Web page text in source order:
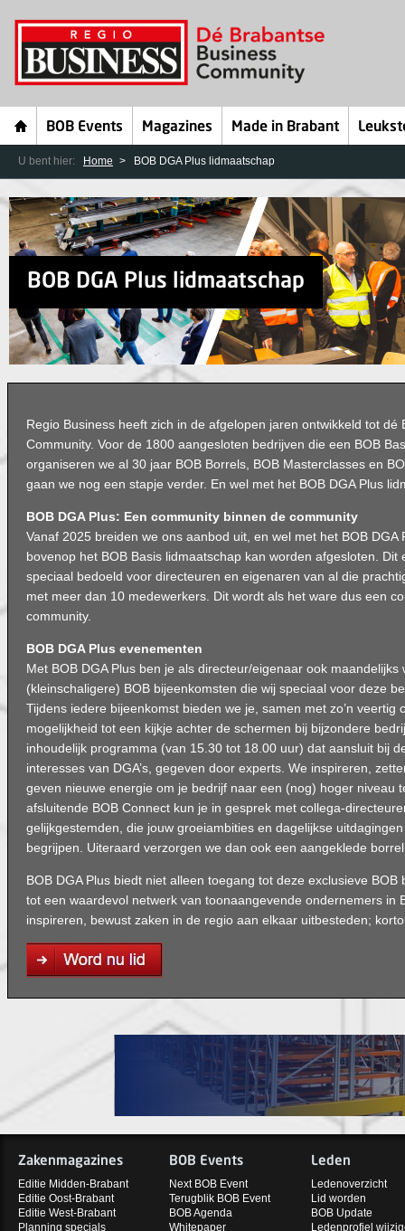
BOB Events Magazines Made in Brabant
U bent hier: Home BOB DGA Plus lidmaatschap
BOB DGA Plus lidmaatschap
Regio Business heeft zich in de afgelopen jaren ontwikkeld tot dé
Community. Voor de 1800 aangesloten bedrijven die een BOB
organiseren we al 30 jaar BOB Borrels, BOB Masterclasses en
gaan we nog een stapje verder. En wel met het BOB DGA Plus
BOB DGA Plus: Een community binnen de community
Vanaf 2025 breiden we ons aanbod uit, en wel met het BOB DGA
bovenop het BOB Basis lidmaatschap kan worden afgesloten. Dit
speciaal bedoeld voor directeuren en eigenaren van al die
met meer dan 10 medewerkers. Dit wordt als het ware dus een
community.
BOB DGA Plus evenementen
Met BOB DGA Plus ben je als directeur/eigenaar ook maandelijks
(kleinschaligere) BOB bijeenkomsten die wij speciaal voor deze
Tijdens iedere bijeenkomst bieden we je, samen met zo’n veertig
mogelijkheid tot een kijkje achter de schermen bij bijzondere
inhoudelijk programma (van 15.30 tot 18.00 uur) dat aansluit bij
interesses van DGA’s, gegeven door experts. We inspireren,
geven nieuwe energie om je bedrijf naar een (nog) hoger niveau
afsluitende BOB Connect kun je in gesprek met collega-
gelijkgestemden, die jouw groeiambities en dagelijkse
begrijpen. Uiteraard verzorgen we dan ook een aangeklede
BOB DGA Plus biedt niet alleen toegang tot deze exclusieve
tot een waardevol netwerk van toonaangevende ondernemers in
inspireren, bewust zaken in de regio aan elkaar uitbesteden;
Zakenmagazines
Editie Midden-Brabant
Editie Oost-Brabant
Editie West-Brabant
Planning specials
BOB Events
Next BOB Event
Terugblik BOB Event
BOB Agenda
Whitepaper
Leden
Ledenoverzicht
Lid worden
BOB Update
Ledenprofiel